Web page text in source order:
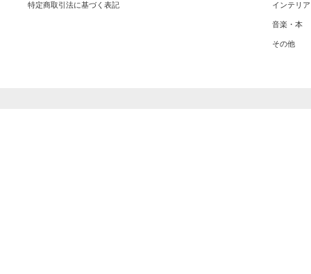
特定商取引法に基づく表記 インテリア
音楽・本
その他